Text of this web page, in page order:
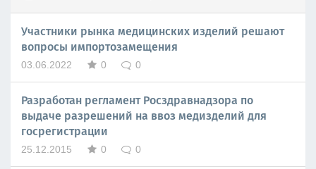
Участники рынка медицинских изделий решают
вопросы импортозамещения
03.06.2022 0 0
Разработан регламент Росздравнадзора по
выдаче разрешений на ввоз медизделий для
госрегистрации
25.12.2015 0 0